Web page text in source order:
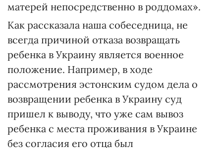
матерей непосредственно в роддомах».
Как рассказала наша собеседница, не
всегда причиной отказа возвращать
ребенка в Украину является военное
положение. Например, в ходе
рассмотрения эстонским судом дела о
возвращении ребенка в Украину суд
пришел к выводу, что уже сам вывоз
ребенка с места проживания в Украине
без согласия его отца был